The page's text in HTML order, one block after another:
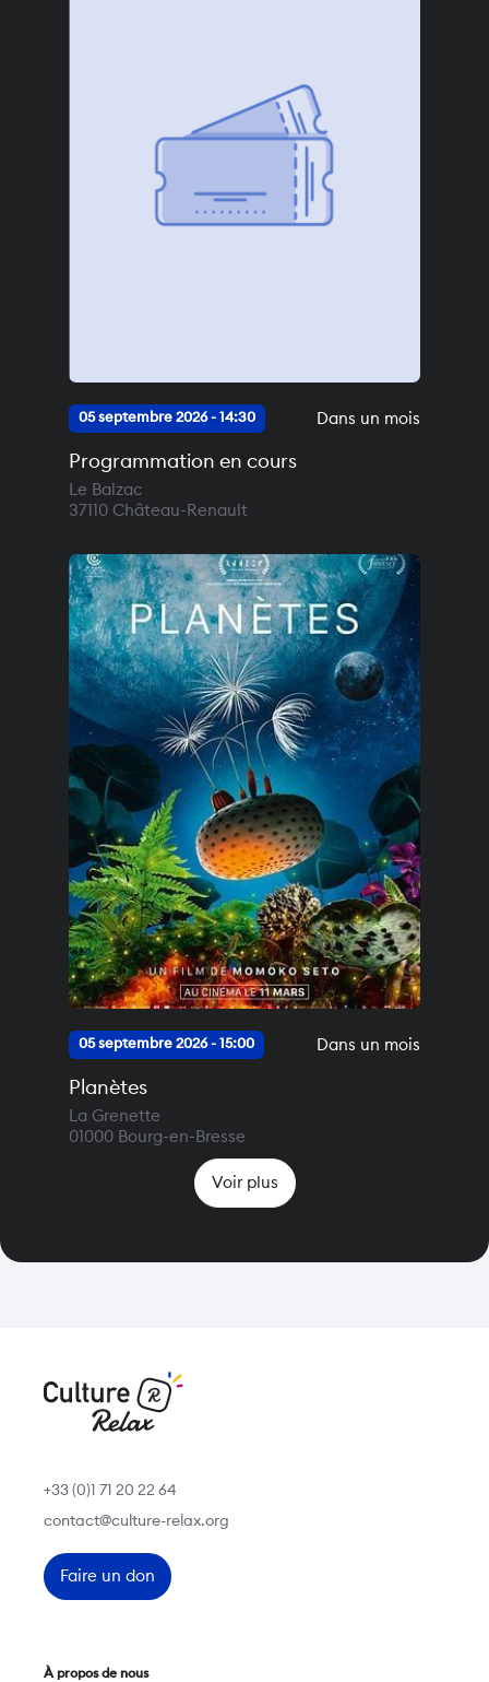
05 septembre 2026 - 14:30 Dans un mois
Programmation en cours
Le Balzac
37110 Château-Renault
05 septembre 2026 - 15:00 Dans un mois
Planètes
La Grenette
01000 Bourg-en-Bresse
Voir plus
+33 (0)1 71 20 22 64
contact@culture-relax.org
Faire un don
À propos de nous